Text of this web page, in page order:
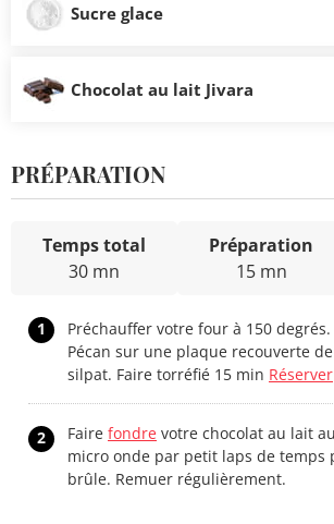
Sucre glace
Chocolat au lait Jivara
PRÉPARATION
Temps total
30 mn
Préparation
15 mn
1
Préchauffer votre four à 150
Pécan sur une plaque recouverte
silpat. Faire torréfié 15 min Réserver
2 Faire fondre votre chocolat au lait
micro onde par petit laps de temps
brûle. Remuer régulièrement.